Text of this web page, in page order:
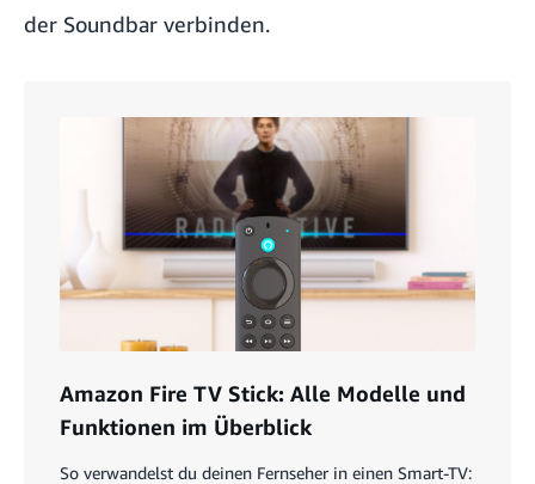
der Soundbar verbinden.
Amazon Fire TV Stick: Alle Modelle und
Funktionen im Überblick
So verwandelst du deinen Fernseher in einen Smart-TV: